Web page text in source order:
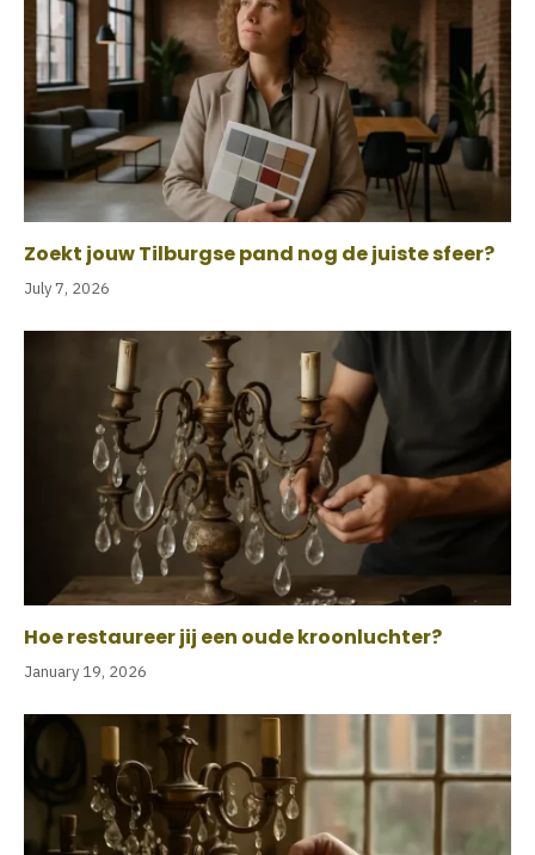
Zoekt jouw Tilburgse pand nog de juiste sfeer?
July 7, 2026
Hoe restaureer jij een oude kroonluchter?
January 19, 2026